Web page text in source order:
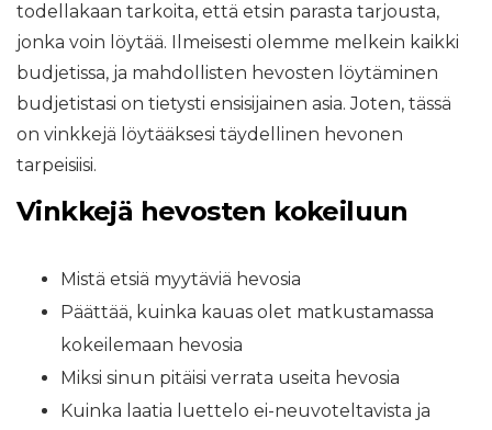
todellakaan tarkoita, että etsin parasta tarjousta,
jonka voin löytää. Ilmeisesti olemme melkein kaikki
budjetissa, ja mahdollisten hevosten löytäminen
budjetistasi on tietysti ensisijainen asia. Joten, tässä
on vinkkejä löytääksesi täydellinen hevonen
tarpeisiisi.
Vinkkejä hevosten kokeiluun
Mistä etsiä myytäviä hevosia
Päättää, kuinka kauas olet matkustamassa
kokeilemaan hevosia
Miksi sinun pitäisi verrata useita hevosia
Kuinka laatia luettelo ei-neuvoteltavista ja